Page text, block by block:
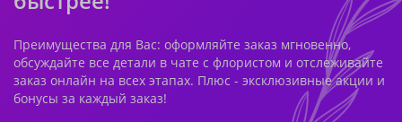
Преимущества для Вас: оформляйте заказ мгновенно,
обсуждайте все детали в чате с флористом и отслеживайте
заказ онлайн на всех этапах. Плюс - эксклюзивные акции и
бонусы за каждый заказ!